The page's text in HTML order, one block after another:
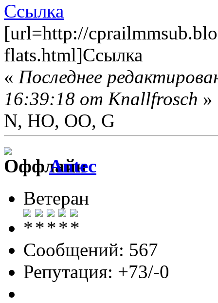
Ссылка
[url=http://
flats.html]Ссылка
« Последнее
16:39:18 от Knallfrosch »
N, HO, OO, G
Antec
Ветеран
Сообщений: 567
Репутация: +73/-0